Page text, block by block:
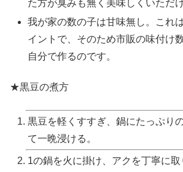
た方が臭みも無く美味しくいただけ
我が家の数の子は甘味無し。これ
イントで、そのため市販の味付け
自分で作るのです。
★黒豆の煮方
黒豆を軽くすすぎ、鍋にたっぷり
て一晩浸ける。
1の鍋を火に掛け、アクを丁寧に